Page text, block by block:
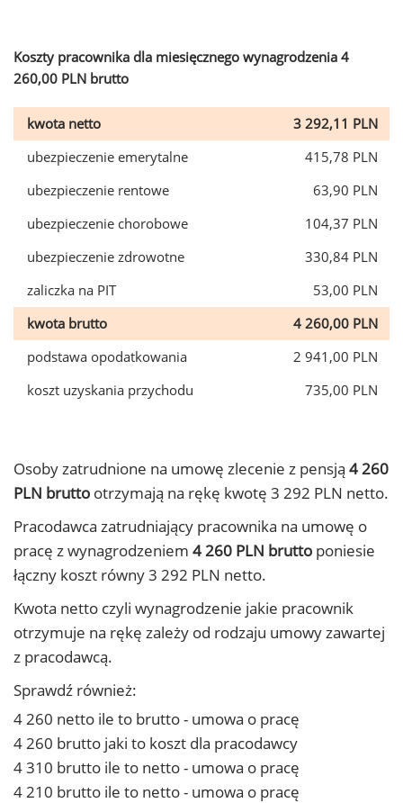
Koszty pracownika dla miesięcznego wynagrodzenia 4
260,00 PLN brutto
kwota netto
3 292,11 PLN
ubezpieczenie emerytalne
415,78 PLN
ubezpieczenie rentowe
63,90 PLN
ubezpieczenie chorobowe
104,37 PLN
ubezpieczenie zdrowotne
330,84 PLN
zaliczka na PIT
53,00 PLN
kwota brutto
4 260,00 PLN
podstawa opodatkowania
2 941,00 PLN
koszt uzyskania przychodu
735,00 PLN
Osoby zatrudnione na umowę zlecenie z pensją 4 260
PLN brutto otrzymają na rękę kwotę 3 292 PLN netto.
Pracodawca zatrudniający pracownika na umowę o
pracę z wynagrodzeniem 4 260 PLN brutto poniesie
łączny koszt równy 3 292 PLN netto.
Kwota netto czyli wynagrodzenie jakie pracownik
otrzymuje na rękę zależy od rodzaju umowy zawartej
z pracodawcą.
Sprawdź również:
4 260 netto ile to brutto - umowa o pracę
4 260 brutto jaki to koszt dla pracodawcy
4 310 brutto ile to netto - umowa o pracę
4 210 brutto ile to netto - umowa o pracę